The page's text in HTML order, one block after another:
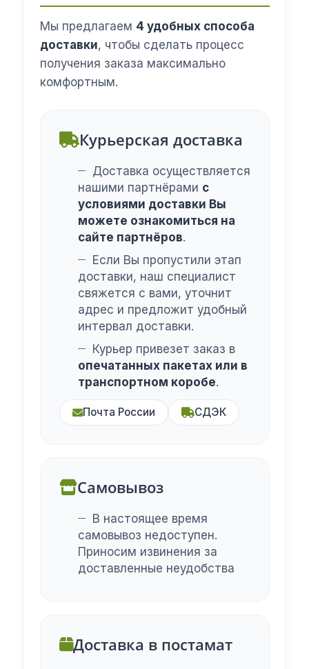
Мы предлагаем 4 удобных способа
доставки, чтобы сделать процесс
получения заказа максимально
комфортным.
Курьерская доставка
Доставка осуществляется
нашими партнёрами с
условиями доставки Вы
можете ознакомиться на
сайте партнёров.
Если Вы пропустили этап
доставки, наш специалист
свяжется с вами, уточнит
адрес и предложит удобный
интервал доставки.
Курьер привезет заказ в
опечатанных пакетах или в
транспортном коробе.
Почта России СДЭК
Самовывоз
В настоящее время
самовывоз недоступен.
Приносим извинения за
доставленные неудобства
Доставка в постамат